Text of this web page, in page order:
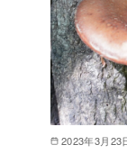
2023年3月23